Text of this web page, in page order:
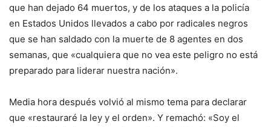
que han dejado 64 muertos, y de los ataques a la policía
en Estados Unidos llevados a cabo por radicales negros
que se han saldado con la muerte de 8 agentes en dos
semanas, que «cualquiera que no vea este peligro no está
preparado para liderar nuestra nación».
Media hora después volvió al mismo tema para declarar
que «restauraré la ley y el orden». Y remachó: «Soy el